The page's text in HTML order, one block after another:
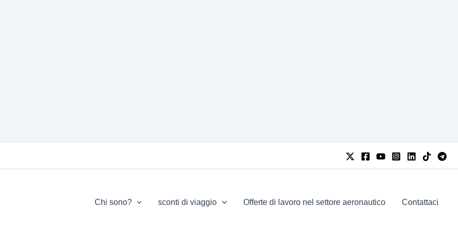
Chi sono? sconti di viaggio Offerte di lavoro nel settore aeronautico Contattaci